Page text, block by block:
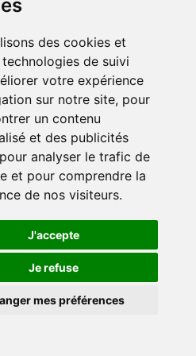
des cookies et
de suivi
votre expérience
sur notre site, pour
un contenu
et des publicités
analyser le trafic de
et pour comprendre la
de nos visiteurs.
J'accepte
Je refuse
mes préférences